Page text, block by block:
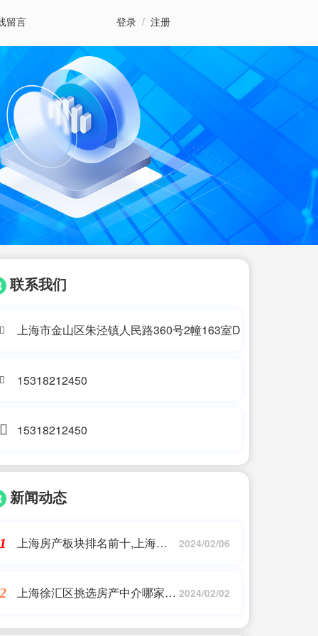
留言 登录 / 注册
联系我们
上海市金山区朱泾镇人民路360号2幢163室D
15318212450
15318212450
新闻动态
上海房产板块排名前十,上海涨
2024/02/06
上海徐汇区挑选房产中介哪家
区搬迁后将有新功能
2024/02/02